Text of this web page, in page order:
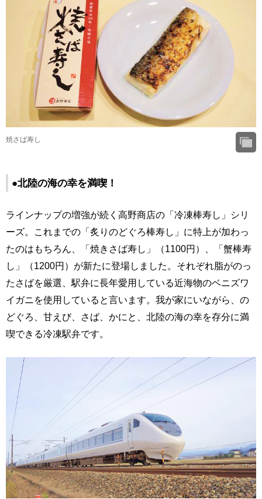
焼さば寿し
●北陸の海の幸を満喫！
ラインナップの増強が続く高野商店の「冷凍棒寿し」シリ
ーズ。これまでの「炙りのどぐろ棒寿し」に特上が加わっ
たのはもちろん、「焼きさば寿し」（1100円）、「蟹棒寿
し」（1200円）が新たに登場しました。それぞれ脂がのっ
たさばを厳選、駅弁に長年愛用している近海物のベニズワ
イガニを使用していると言います。我が家にいながら、の
どぐろ、甘えび、さば、かにと、北陸の海の幸を存分に満
喫できる冷凍駅弁です。